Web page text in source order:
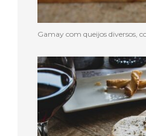
Gamay com queijos diversos,